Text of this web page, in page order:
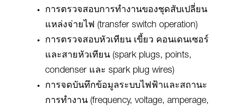
การตรวจสอบการทำงานของชุดสับเปลี่ยน
แหล่งจ่ายไฟ (transfer switch operation)
การตรวจสอบหัวเทียน เขี้ยว คอนเดนเซอร์
และสายหัวเทียน (spark plugs, points,
condenser และ spark plug wires)
การจดบันทึกข้อมูลระบบไฟฟ้าและสถานะ
การทำงาน (frequency, voltage, amperage,